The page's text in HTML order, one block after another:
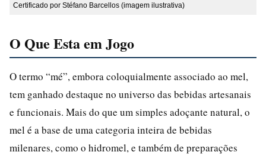
Certificado por Stéfano Barcellos (imagem ilustrativa)
O Que Esta em Jogo
O termo “mé”, embora coloquialmente associado ao mel,
tem ganhado destaque no universo das bebidas artesanais
e funcionais. Mais do que um simples adoçante natural, o
mel é a base de uma categoria inteira de bebidas
milenares, como o hidromel, e também de preparações